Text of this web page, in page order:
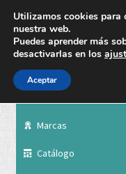
Marcas
Catálogo
Utilizamos cookies para
nuestra web.
Puedes aprender más
desactivarlas en los
Aceptar